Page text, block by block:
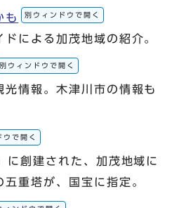
も 別ウィンドウで開く
ドによる加茂地域の紹介。
別ウィンドウで開く
光情報。木津川市の情報も
ウで開く
創建された、加茂地域に
重塔が、国宝に指定。